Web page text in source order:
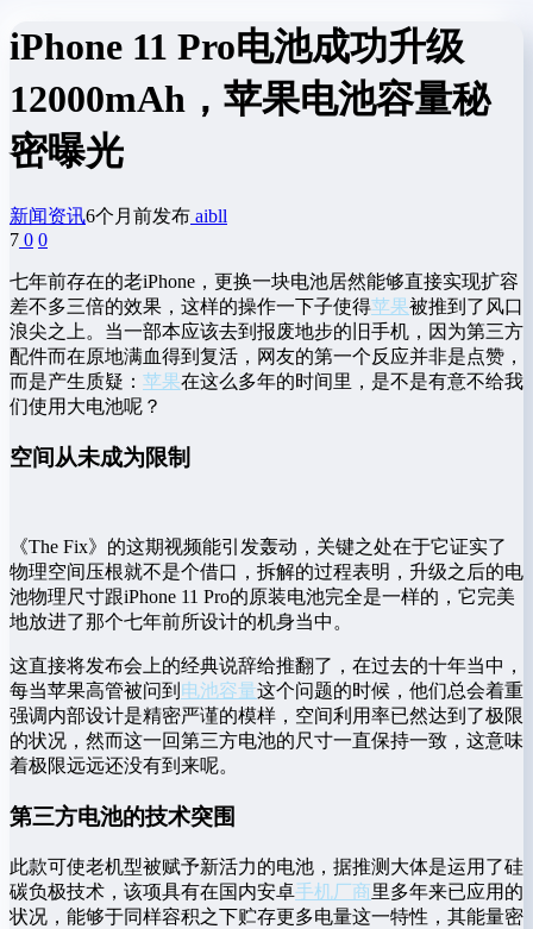
iPhone 11 Pro电池成功升级
12000mAh，苹果电池容量秘
密曝光
新闻资讯6个月前发布 aibll
7 0 0
七年前存在的老iPhone，更换一块电池居然能够直接实现扩容
差不多三倍的效果，这样的操作一下子使得苹果被推到了风口
浪尖之上。当一部本应该去到报废地步的旧手机，因为第三方
配件而在原地满血得到复活，网友的第一个反应并非是点赞，
而是产生质疑： 苹果在这么多年的时间里，是不是有意不给我
们使用大电池呢？
空间从未成为限制
《The Fix》的这期视频能引发轰动，关键之处在于它证实了
物理空间压根就不是个借口，拆解的过程表明，升级之后的电
池物理尺寸跟iPhone 11 Pro的原装电池完全是一样的，它完美
地放进了那个七年前所设计的机身当中。
这直接将发布会上的经典说辞给推翻了，在过去的十年当中，
每当苹果高管被问到 电池容量这个问题的时候，他们总会着重
强调内部设计是精密严谨的模样，空间利用率已然达到了极限
的状况，然而这一回第三方电池的尺寸一直保持一致，这意味
着极限远远还没有到来呢。
第三方电池的技术突围
此款可使老机型被赋予新活力的电池，据推测大体是运用了硅
碳负极技术，该项具有在国内安卓手机厂商里多年来已应用的
状况，能够于同样容积之下贮存更多电量这一特性，其能量密